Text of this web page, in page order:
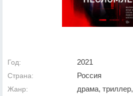
Год: 2021
Страна: Россия
Жанр: драма,